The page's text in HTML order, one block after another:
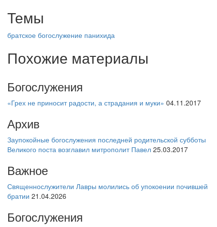
Темы
братское богослужение панихида
Похожие материалы
Богослужения
«Грех не приносит радости, а страдания и муки» 04.11.2017
Архив
Заупокойные богослужения последней родительской субботы
Великого поста возглавил митрополит Павел 25.03.2017
Важное
Священнослужители Лавры молились об упокоении почившей
братии 21.04.2026
Богослужения